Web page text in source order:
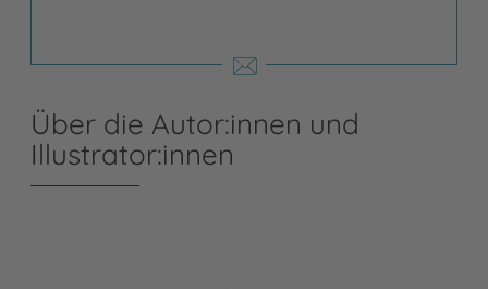
Über die Autor:innen und
Illustrator:innen